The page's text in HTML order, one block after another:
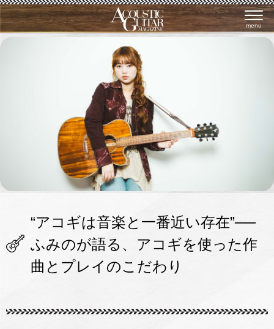
menu
“アコギは音楽と一番近い存在”──
ふみのが語る、アコギを使った作
曲とプレイのこだわり